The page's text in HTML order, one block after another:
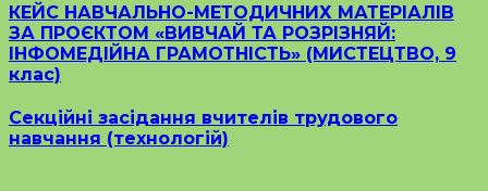
КЕЙС НАВЧАЛЬНО-МЕТОДИЧНИХ МАТЕРІАЛІВ
ЗА ПРОЄКТОМ «ВИВЧАЙ ТА РОЗРІЗНЯЙ:
ІНФОМЕДІЙНА ГРАМОТНІСТЬ» (МИСТЕЦТВО, 9
клас)
Секційні засідання вчителів трудового
навчання (технологій)